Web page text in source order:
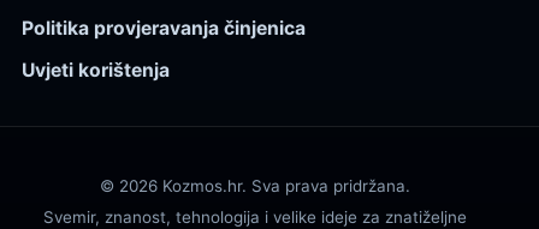
Politika provjeravanja činjenica
Uvjeti korištenja
© 2026 Kozmos.hr. Sva prava pridržana.
Svemir, znanost, tehnologija i velike ideje za znatiželjne